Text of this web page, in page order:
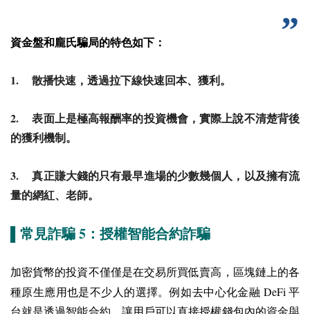
資金盤和龐氏騙局的特色如下：
1. 散播快速，透過拉下線快速回本、獲利。
2.表面上是極高報酬率的投資機會，實際上說不清楚背後
的獲利機制。
3.真正賺大錢的只有最早進場的少數幾個人，以及擁有流
量的網紅、老師。
▌常見詐騙 5 ：授權智能合約詐騙
加密貨幣的投資不僅僅是在交易所買低賣高，區塊鏈上的各
種原生應用也是不少人的選擇。例如去中心化金融 DeFi平
台就是透過智能合約，讓用戶可以直接授權錢包內的資金與